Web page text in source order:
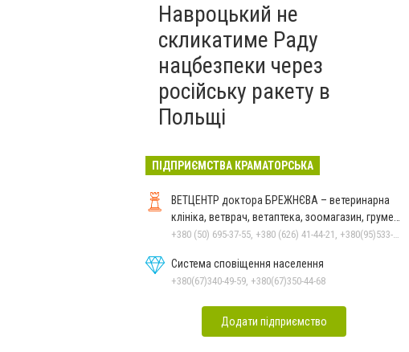
Навроцький не
скликатиме Раду
нацбезпеки через
російську ракету в
Польщі
ПІДПРИЄМСТВА КРАМАТОРСЬКА
ВЕТЦЕНТР доктора БРЕЖНЄВА – ветеринарна
клініка, ветврач, ветаптека, зоомагазин, грумер,
стрижки.
+380 (50) 695-37-55, +380 (626) 41-44-21, +380(95)533-90-03
Система сповіщення населення
+380(67)340-49-59, +380(67)350-44-68
Додати підприємство